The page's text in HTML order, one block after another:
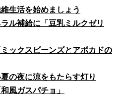
生活を始めましょう
ル補給に「豆乳ミルクゼリ
ックスビーンズとアボカドの
の夜に涼をもたらす灯り
風ガスパチョ」